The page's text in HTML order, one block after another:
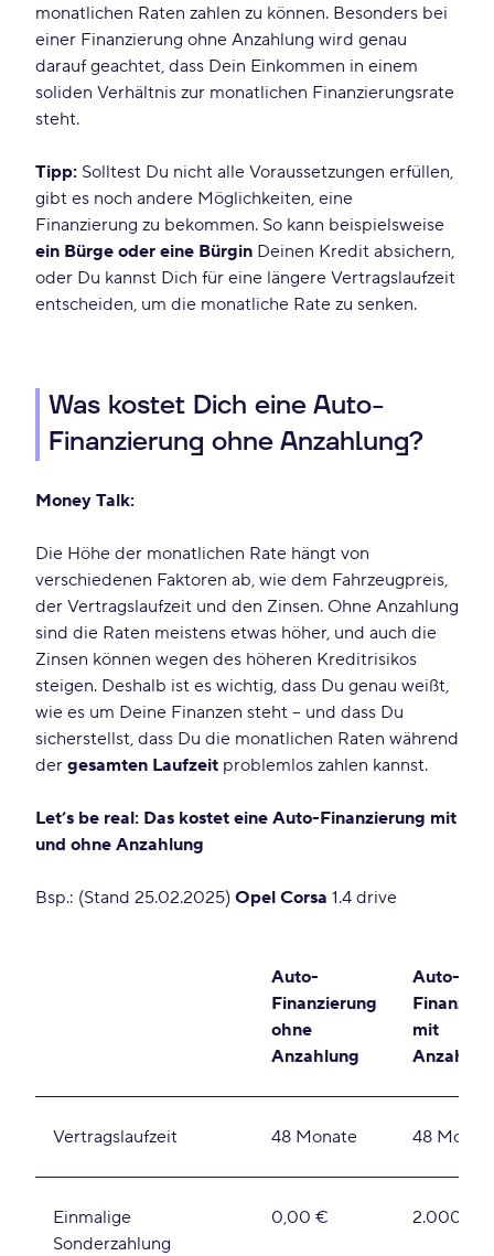
monatlichen Raten zahlen zu können. Besonders bei
einer Finanzierung ohne Anzahlung wird genau
darauf geachtet, dass Dein Einkommen in einem
soliden Verhältnis zur monatlichen Finanzierungsrate
steht.
Tipp: Solltest Du nicht alle Voraussetzungen erfüllen,
gibt es noch andere Möglichkeiten, eine
Finanzierung zu bekommen. So kann beispielsweise
ein Bürge oder eine Bürgin Deinen Kredit absichern,
oder Du kannst Dich für eine längere Vertragslaufzeit
entscheiden, um die monatliche Rate zu senken.
Was kostet Dich eine Auto-
Finanzierung ohne Anzahlung?
Money Talk:
Die Höhe der monatlichen Rate hängt von
verschiedenen Faktoren ab, wie dem Fahrzeugpreis,
der Vertragslaufzeit und den Zinsen. Ohne Anzahlung
sind die Raten meistens etwas höher, und auch die
Zinsen können wegen des höheren Kreditrisikos
steigen. Deshalb ist es wichtig, dass Du genau weißt,
wie es um Deine Finanzen steht – und dass Du
sicherstellst, dass Du die monatlichen Raten während
der gesamten Laufzeit problemlos zahlen kannst.
Let’s be real: Das kostet eine Auto-Finanzierung mit
und ohne Anzahlung
Bsp.: (Stand 25.02.2025) Opel Corsa 1.4 drive
Auto-
Finanzierung
ohne
Anzahlung
Auto-
mit
Vertragslaufzeit 48 Monate 48
Einmalige
Sonderzahlung
0,00 €